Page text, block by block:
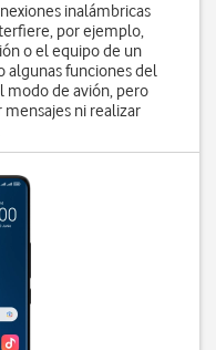
inalámbricas
por ejemplo,
o el equipo de un
algunas funciones del
modo de avión, pero
ni realizar